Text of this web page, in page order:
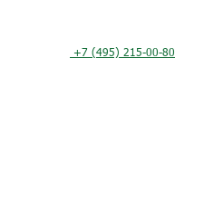
+7 (495) 215-00-80